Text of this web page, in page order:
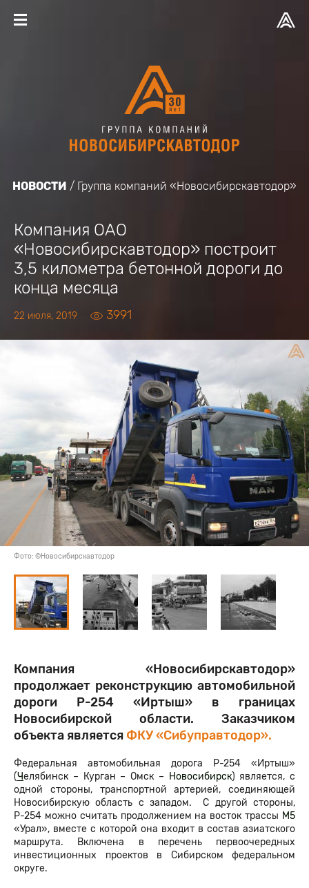
НОВОСТИ Группа компаний «Новосибирскавтодор»
Компания ОАО
«Новосибирскавтодор» построит
3,5 километра бетонной дороги до
конца месяца
22 июля, 2019 3991
Фото: ©Новосибирскавтодор
Компания «Новосибирскавтодор»
продолжает реконструкцию автомобильной
дороги Р-254 «Иртыш» в границах
Новосибирской области. Заказчиком
объекта является ФКУ «Сибуправтодор».
Федеральная автомобильная дорога Р-254 «Иртыш»
(Челябинск – Курган – Омск – Новосибирск) является, с
одной стороны, транспортной артерией, соединяющей
Новосибирскую область с западом. С другой стороны,
Р-254 можно считать продолжением на восток трассы М5
«Урал», вместе с которой она входит в состав азиатского
маршрута. Включена в перечень первоочередных
инвестиционных проектов в Сибирском федеральном
округе.